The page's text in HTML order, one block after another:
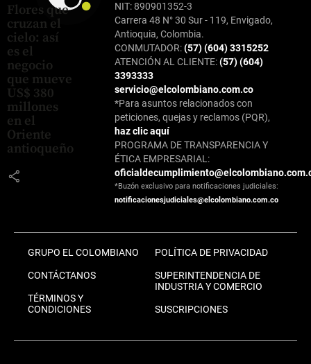
Flores que
cruzan el
cielo: así
es el
negocio
que mueve
US$ 380
millones
en el
Oriente
antioqueño
share
NIT: 890901352-3
Carrera 48 N° 30 Sur - 119, Envigado,
Antioquia, Colombia.
CONMUTADOR:(57) (604) 3315252
ATENCIÓN AL CLIENTE:(57) (604)
3393333
servicio@elcolombiano.com.co
*Para asuntos relacionados con
peticiones, quejas y reclamos (PQR),
haz clic aquí
PROGRAMA DE TRANSPARENCIA Y
ÉTICA EMPRESARIAL:
*Buzón exclusivo para notificaciones judiciales:
notificacionesjudiciales@elcolombiano.com.co
GRUPO EL COLOMBIANO
CONTÁCTANOS
TÉRMINOS Y
CONDICIONES
POLÍTICA DE PRIVACIDAD
SUPERINTENDENCIA DE
INDUSTRIA Y COMERCIO
SUSCRIPCIONES